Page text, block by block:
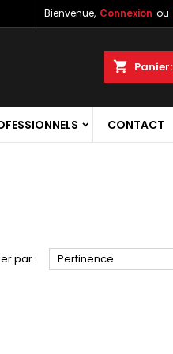
Bienvenue, Connexion ou
shopping_cart Panier:
CONTACT
par : Pertinence